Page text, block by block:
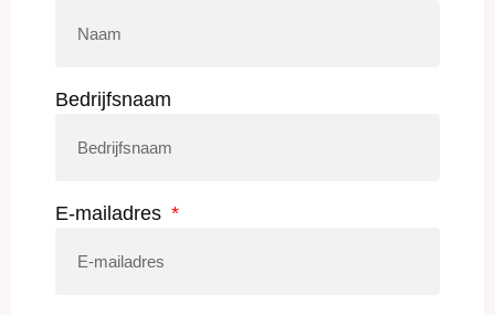
Bedrijfsnaam
E-mailadres